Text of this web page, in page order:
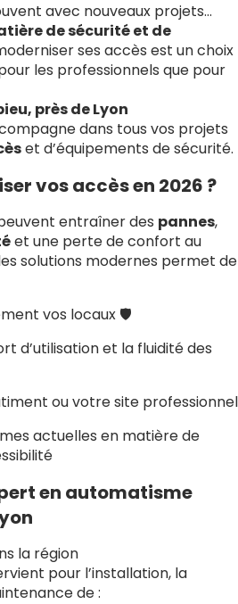
avec nouveaux projets…
de sécurité et de
ses accès est un choix
les professionnels que pour
près de Lyon
dans tous vos projets
et d’équipements de sécurité.
vos accès en 2026 ?
entraîner des pannes,
et une perte de confort au
solutions modernes permet de
vos locaux 🛡️
d’utilisation et la fluidité des
ou votre site professionnel
actuelles en matière de
en automatisme
la région
pour l’installation, la
de :